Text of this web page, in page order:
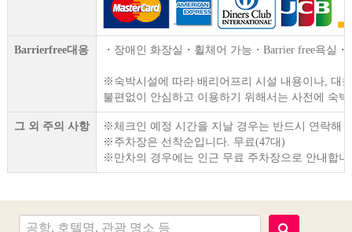
Barrierfree대응 ・장애인 화장실・휠체어 가능・Barrier free욕실
※숙박시설에 따라 배리어프리 시설 내용이나, 대
불편없이 안심하고 이용하기 위해서는 사전에 숙
그 외 주의 사항
※체크인 예정 시간을 지날 경우는 반드시 연락해
※주차장은 선착순입니다. 무료(47대)
※만차의 경우에는 인근 무료 주차장으로 안내합니